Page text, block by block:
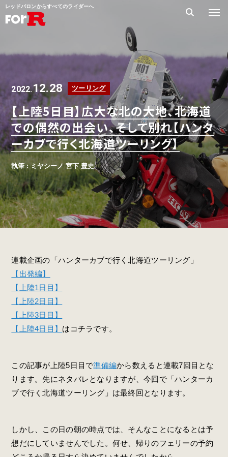
レッドバロンからすべてのライダーへ
2022.12.28 ツーリング
【上陸5日目】広大な北の大地、北海道
での偶然の出会い、そして別れ【ハンタ
ーカブで行く北海道ツーリング】
執筆 : ミヤシーノ 宮下 豊史
連載企画の「ハンターカブで行く北海道ツーリング」
【出発編】
【上陸1日目】
【上陸2日目】
【上陸3日目】
【上陸4日目】 はコチラです。
この記事が上陸5日目で準備編から数えると連載7回目とな
ります。先にネタバレとなりますが、今回で「ハンターカ
ブで行く北海道ツーリング」は最終回となります。
しかし、この日の朝の時点では、そんなことになるとは予
想だにしていませんでした。何せ、帰りのフェリーの予約